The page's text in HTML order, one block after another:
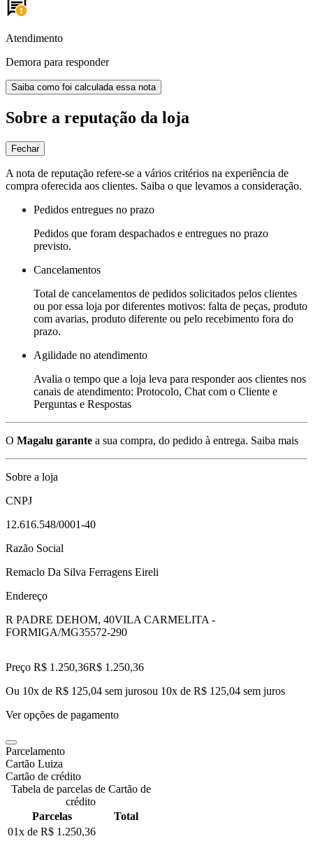
Atendimento
Demora para responder
Saiba como foi calculada essa nota
Sobre a reputação da loja
Fechar
A nota de reputação refere-se a vários critérios na experiência de
compra oferecida aos clientes. Saiba o que levamos a consideração.
Pedidos entregues no prazo
Pedidos que foram despachados e entregues no prazo
previsto.
Cancelamentos
Total de cancelamentos de pedidos solicitados pelos clientes
ou por essa loja por diferentes motivos: falta de peças, produto
com avarias, produto diferente ou pelo recebimento fora do
prazo.
Agilidade no atendimento
Avalia o tempo que a loja leva para responder aos clientes nos
canais de atendimento: Protocolo, Chat com o Cliente e
Perguntas e Respostas
O Magalu garante a sua compra, do pedido à entrega. Saiba mais
Sobre a loja
CNPJ
12.616.548/0001-40
Razão Social
Remaclo Da Silva Ferragens Eireli
Endereço
R PADRE DEHOM, 40VILA CARMELITA -
FORMIGA/MG35572-290
Preço R$ 1.250,36R$ 1.250,36
Ou 10x de R$ 125,04 sem jurosou 10x de R$ 125,04 sem juros
Ver opções de pagamento
Parcelamento
Cartão Luiza
Cartão de crédito
Tabela de parcelas de Cartão de
crédito
Parcelas
Total
01x de R$ 1.250,36